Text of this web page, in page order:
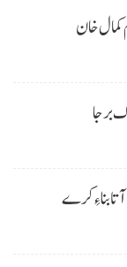
کمال خان
برجا
بناءِ کرے